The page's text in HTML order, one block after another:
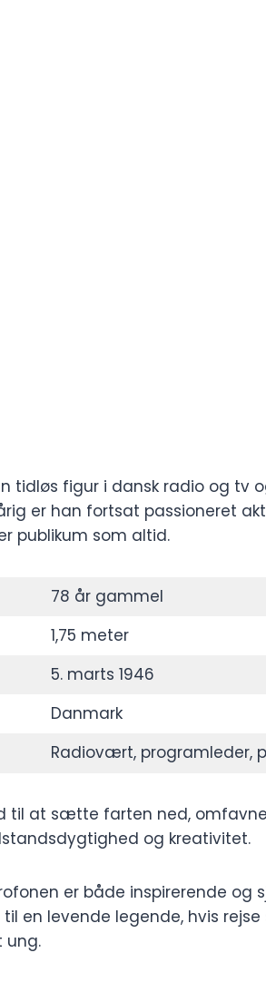
tidløs figur i dansk radio og tv
er han fortsat passioneret
publikum som altid.
78 år gammel
1,75 meter
5. marts 1946
Danmark
Radiovært, programleder,
til at sætte farten ned,
og kreativitet.
er både inspirerende og
en levende legende, hvis rejse
ung.